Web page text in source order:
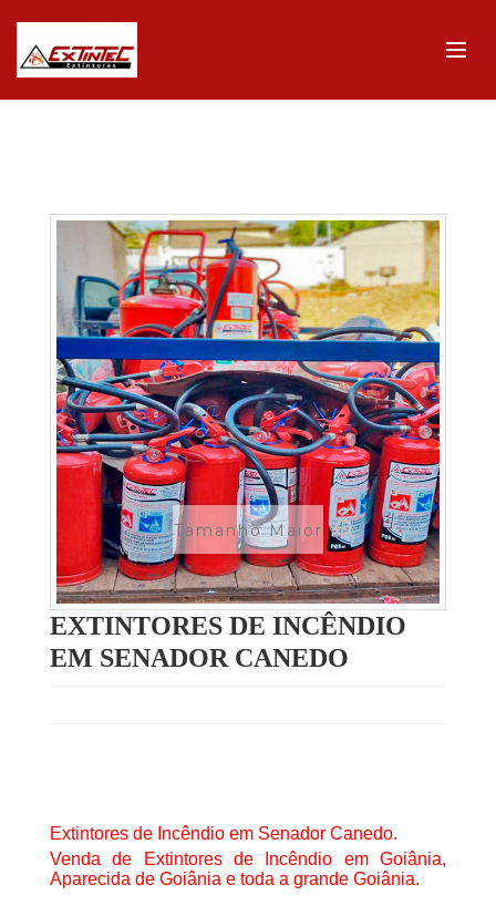
Tamanho Maior
EXTINTORES DE INCÊNDIO
EM SENADOR CANEDO
Extintores de Incêndio em Senador Canedo.
Venda de Extintores de Incêndio em Goiânia,
Aparecida de Goiânia e toda a grande Goiânia.